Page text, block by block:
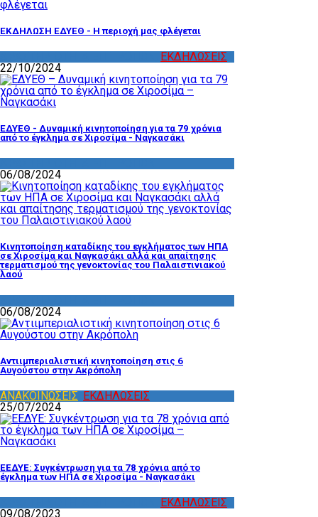
ΕΚΔΗΛΩΣΗ ΕΔΥΕΘ - Η περιοχή μας φλέγεται
ΕΚΔΗΛΩΣΕΙΣ
22/10/2024
ΕΔΥΕΘ - Δυναμική κινητοποίηση για τα 79 χρόνια
από το έγκλημα σε Χιροσίμα - Ναγκασάκι
06/08/2024
Κινητοποίηση καταδίκης του εγκλήματος των ΗΠΑ
σε Χιροσίμα και Ναγκασάκι αλλά και απαίτησης
τερματισμού της γενοκτονίας του Παλαιστινιακού
λαού
06/08/2024
Αντιιμπεριαλιστική κινητοποίηση στις 6
Αυγούστου στην Ακρόπολη
ΑΝΑΚΟΙΝΩΣΕΙΣ ΕΚΔΗΛΩΣΕΙΣ
25/07/2024
ΕΕΔΥΕ: Συγκέντρωση για τα 78 χρόνια από το
έγκλημα των ΗΠΑ σε Χιροσίμα - Ναγκασάκι
ΕΚΔΗΛΩΣΕΙΣ
09/08/2023